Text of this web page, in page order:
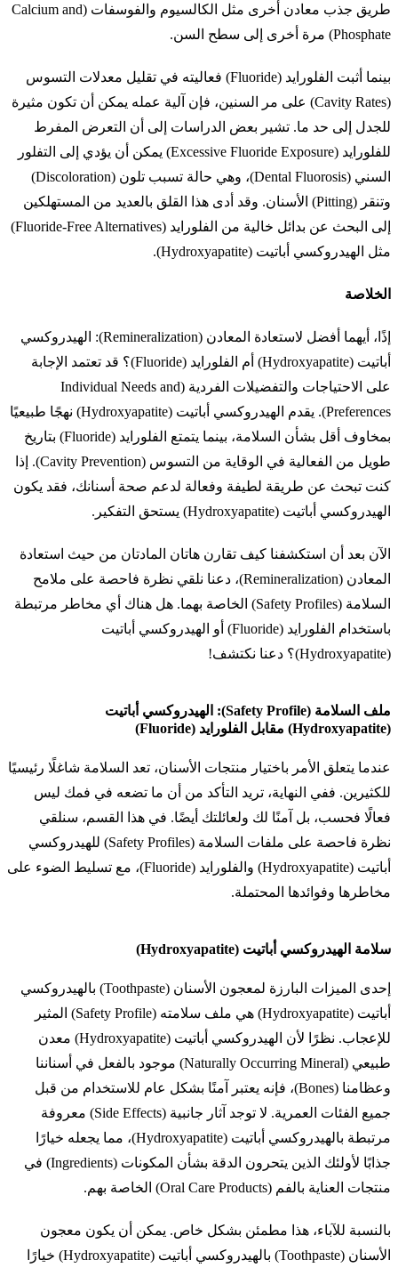
طريق جذب معادن أخرى مثل الكالسيوم والفوسفات (Calcium and
Phosphate) مرة أخرى إلى سطح السن.
بينما أثبت الفلورايد (Fluoride) فعاليته في تقليل معدلات التسوس
(Cavity Rates) على مر السنين، فإن آلية عمله يمكن أن تكون مثيرة
للجدل إلى حد ما. تشير بعض الدراسات إلى أن التعرض المفرط
للفلورايد (Excessive Fluoride Exposure) يمكن أن يؤدي إلى التفلور
السني (Dental Fluorosis)، وهي حالة تسبب تلون (Discoloration)
وتنقر (Pitting) الأسنان. وقد أدى هذا القلق بالعديد من المستهلكين
إلى البحث عن بدائل خالية من الفلورايد (Fluoride-Free Alternatives)
مثل الهيدروكسي أباتيت (Hydroxyapatite).
الخلاصة
إذًا، أيهما أفضل لاستعادة المعادن (Remineralization): الهيدروكسي
أباتيت (Hydroxyapatite) أم الفلورايد (Fluoride)؟ قد تعتمد الإجابة
على الاحتياجات والتفضيلات الفردية (Individual Needs and
Preferences). يقدم الهيدروكسي أباتيت (Hydroxyapatite) نهجًا طبيعيًا
بمخاوف أقل بشأن السلامة، بينما يتمتع الفلورايد (Fluoride) بتاريخ
طويل من الفعالية في الوقاية من التسوس (Cavity Prevention). إذا
كنت تبحث عن طريقة لطيفة وفعالة لدعم صحة أسنانك، فقد يكون
الهيدروكسي أباتيت (Hydroxyapatite) يستحق التفكير.
الآن بعد أن استكشفنا كيف تقارن هاتان المادتان من حيث استعادة
المعادن (Remineralization)، دعنا نلقي نظرة فاحصة على ملامح
السلامة (Safety Profiles) الخاصة بهما. هل هناك أي مخاطر مرتبطة
باستخدام الفلورايد (Fluoride) أو الهيدروكسي أباتيت
(Hydroxyapatite)؟ دعنا نكتشف!
ملف السلامة (Safety Profile): الهيدروكسي أباتيت
(Hydroxyapatite) مقابل الفلورايد (Fluoride)
عندما يتعلق الأمر باختيار منتجات الأسنان، تعد السلامة شاغلًا رئيسيًا
للكثيرين. ففي النهاية، تريد التأكد من أن ما تضعه في فمك ليس
فعالًا فحسب، بل آمنًا لك ولعائلتك أيضًا. في هذا القسم، سنلقي
نظرة فاحصة على ملفات السلامة (Safety Profiles) للهيدروكسي
أباتيت (Hydroxyapatite) والفلورايد (Fluoride)، مع تسليط الضوء على
مخاطرها وفوائدها المحتملة.
سلامة الهيدروكسي أباتيت (Hydroxyapatite)
إحدى الميزات البارزة لمعجون الأسنان (Toothpaste) بالهيدروكسي
أباتيت (Hydroxyapatite) هي ملف سلامته (Safety Profile) المثير
للإعجاب. نظرًا لأن الهيدروكسي أباتيت (Hydroxyapatite) معدن
طبيعي (Naturally Occurring Mineral) موجود بالفعل في أسناننا
وعظامنا (Bones)، فإنه يعتبر آمنًا بشكل عام للاستخدام من قبل
جميع الفئات العمرية. لا توجد آثار جانبية (Side Effects) معروفة
مرتبطة بالهيدروكسي أباتيت (Hydroxyapatite)، مما يجعله خيارًا
جذابًا لأولئك الذين يتحرون الدقة بشأن المكونات (Ingredients) في
منتجات العناية بالفم (Oral Care Products) الخاصة بهم.
بالنسبة للآباء، هذا مطمئن بشكل خاص. يمكن أن يكون معجون
الأسنان (Toothpaste) بالهيدروكسي أباتيت (Hydroxyapatite) خيارًا